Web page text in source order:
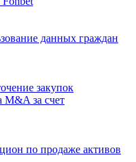
данных граждан
закупок
M&A за счет
по продаже активов